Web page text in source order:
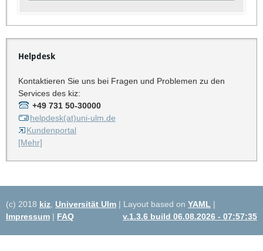
Helpdesk
Kontaktieren Sie uns bei Fragen und Problemen zu den
Services des kiz:
+49 731 50-30000
helpdesk(at)uni-ulm.de
Kundenportal
[Mehr]
(c) 2018 kiz Universität Ulm | Layout based on YAML |
Impressum | FAQ v.1.3.6 build 06.08.2026 - 07:57:35